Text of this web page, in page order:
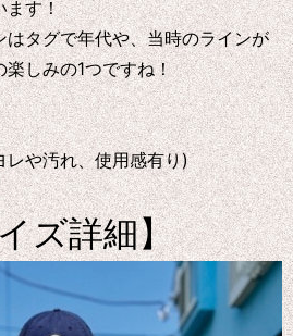
ます！
タグで年代や、当時のラインが
しみの1つですね！
や汚れ、使用感有り)
ズ詳細】